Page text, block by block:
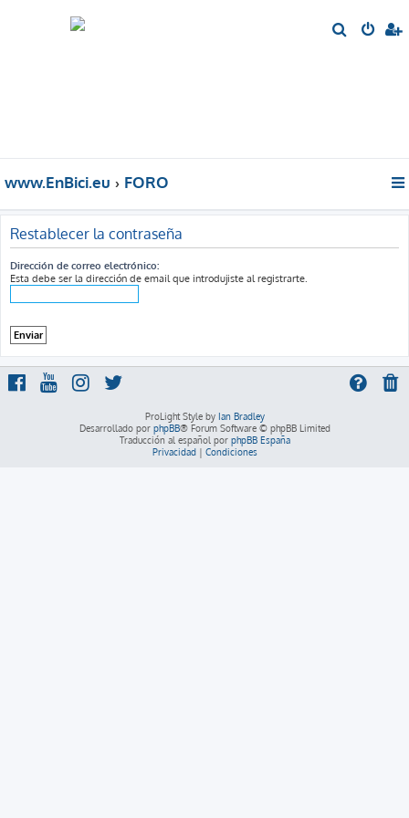
www.EnBici.eu FORO
Restablecer la contraseña
Dirección de correo electrónico:
Esta debe ser la dirección de email que introdujiste al registrarte.
ProLight Style by Ian Bradley
Desarrollado por phpBB® Forum Software © phpBB Limited
Traducción al español por phpBB España
Privacidad| Condiciones